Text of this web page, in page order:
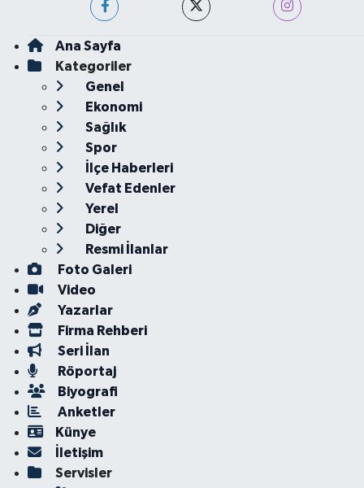
Ana Sayfa
Kategoriler
Genel
Ekonomi
Sağlık
Spor
İlçe Haberleri
Vefat Edenler
Yerel
Diğer
Resmi İlanlar
Foto Galeri
Video
Yazarlar
Firma Rehberi
Seri İlan
Röportaj
Biyografi
Anketler
Künye
İletişim
Servisler